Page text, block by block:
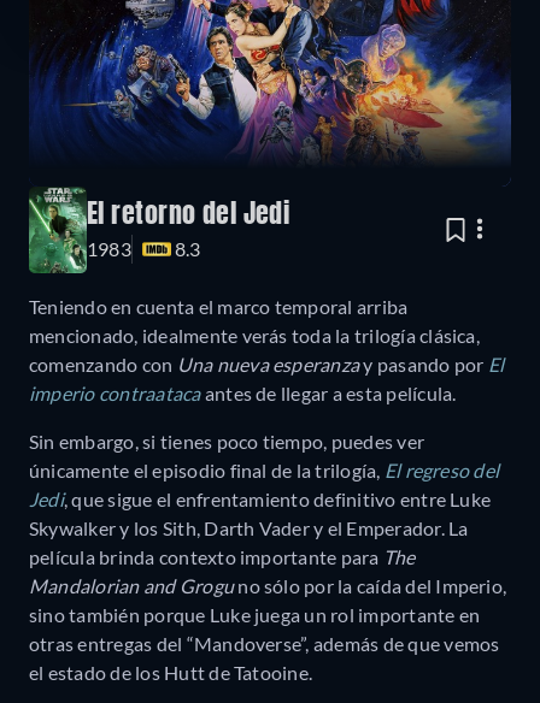
El retorno del Jedi
1983 8.3
Teniendo en cuenta el marco temporal arriba
mencionado, idealmente verás toda la trilogía clásica,
comenzando con Una nueva esperanzay pasando por El
imperio contraatacaantes de llegar a esta película.
Sin embargo, si tienes poco tiempo, puedes ver
únicamente el episodio final de la trilogía, El regreso del
Jedi, que sigue el enfrentamiento definitivo entre Luke
Skywalker y los Sith, Darth Vader y el Emperador. La
película brinda contexto importante para The
Mandalorian and Groguno sólo por la caída del Imperio,
sino también porque Luke juega un rol importante en
otras entregas del “Mandoverse”, además de que vemos
el estado de los Hutt de Tatooine.